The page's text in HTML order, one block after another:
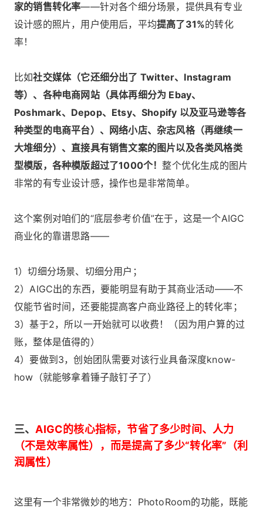
家的销售转化率——针对各个细分场景，提供具有专业
设计感的照片，用户使用后，平均提高了31%的转化
率！
比如社交媒体（它还细分出了 Twitter、Instagram
等）、各种电商网站（具体再细分为 Ebay、
Poshmark、Depop、Etsy、Shopify 以及亚马逊等各
种类型的电商平台）、网络小店、杂志风格（再继续一
大堆细分）、直接具有销售文案的图片以及各类风格类
型模版，各种模版超过了1000个！整个优化生成的图片
非常的有专业设计感，操作也是非常简单。
这个案例对咱们的“底层参考价值”在于，这是一个AIGC
商业化的靠谱思路——
1）切细分场景、切细分用户；
2）AIGC出的东西，要能明显有助于其商业活动——不
仅能节省时间，还要能提高客户商业路径上的转化率；
3）基于2，所以一开始就可以收费！（因为用户算的过
账，整体是值得的）
4）要做到3，创始团队需要对该行业具备深度know-
how（就能够拿着锤子敲钉子了）
三、 AIGC的核心指标，节省了多少时间、人力
（不是效率属性），而是提高了多少“转化率”（利
润属性）
这里有一个非常微妙的地方：PhotoRoom的功能，既能